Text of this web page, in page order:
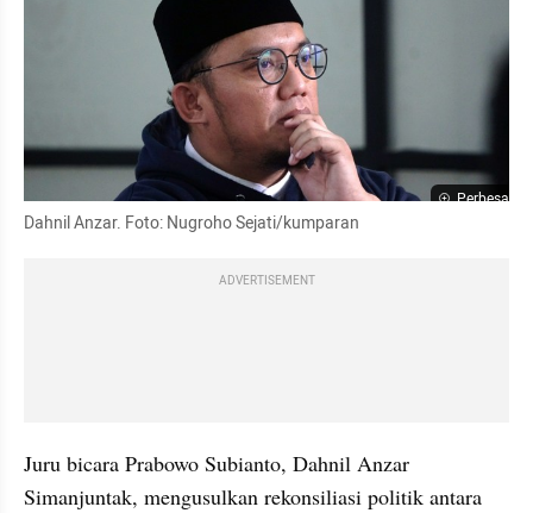
Perbesar
Dahnil Anzar. Foto: Nugroho Sejati/kumparan
ADVERTISEMENT
Juru bicara Prabowo Subianto, Dahnil Anzar
Simanjuntak, mengusulkan rekonsiliasi politik antara